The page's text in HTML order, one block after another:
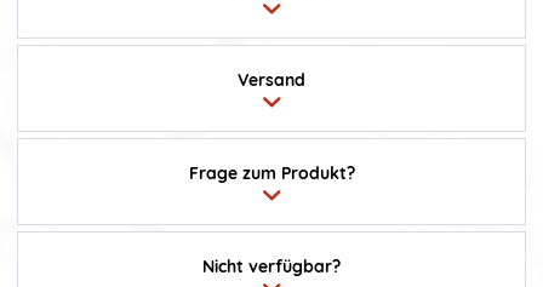
Frage zum Produkt?
Versand
Nicht verfügbar?